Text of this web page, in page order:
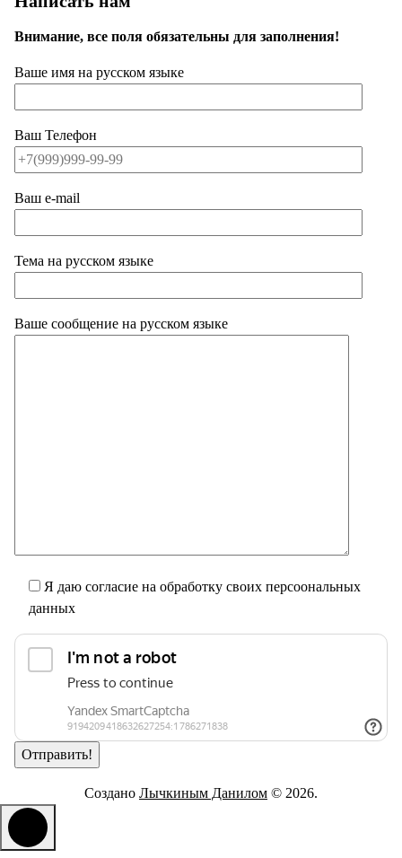
Внимание, все поля обязательны для заполнения!
Ваше имя на русском языке
Ваш Телефон
Ваш e-mail
Тема на русском языке
Ваше сообщение на русском языке
Я даю согласие на обработку своих персоональных
данных
Создано Лычкиным Данилом © 2026.